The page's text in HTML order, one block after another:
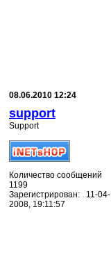
08.06.2010 12:24
support
Support
Количество сообщений
1199
Зарегистрирован: 11-04-
2008, 19:11:57